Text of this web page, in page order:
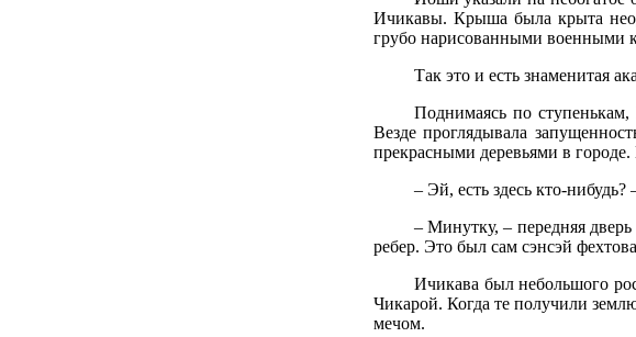
Ичикавы. Крыша была крыта
грубо нарисованными военными
Так это и есть знаменитая
Поднимаясь по ступенькам,
Везде проглядывала
прекрасными деревьями в
– Эй, есть здесь кто-
– Минутку, – передняя
ребер. Это был сам сэнсэй
Ичикава был небольшого
Чикарой. Когда те получили
мечом.